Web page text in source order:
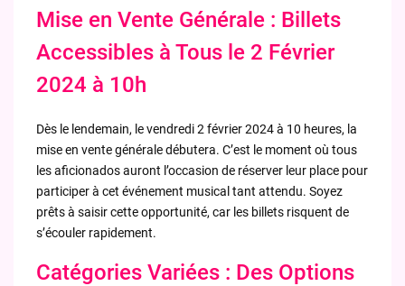
Mise en Vente Générale : Billets
Accessibles à Tous le 2 Février
2024 à 10h
Dès le lendemain, le vendredi 2 février 2024 à 10 heures, la
mise en vente générale débutera. C’est le moment où tous
les aficionados auront l’occasion de réserver leur place pour
participer à cet événement musical tant attendu. Soyez
prêts à saisir cette opportunité, car les billets risquent de
s’écouler rapidement.
Catégories Variées : Des Options